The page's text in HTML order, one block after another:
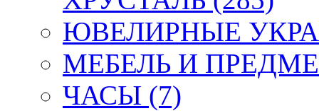
ЮВЕЛИРНЫЕ
МЕБЕЛЬ И
ЧАСЫ (7)